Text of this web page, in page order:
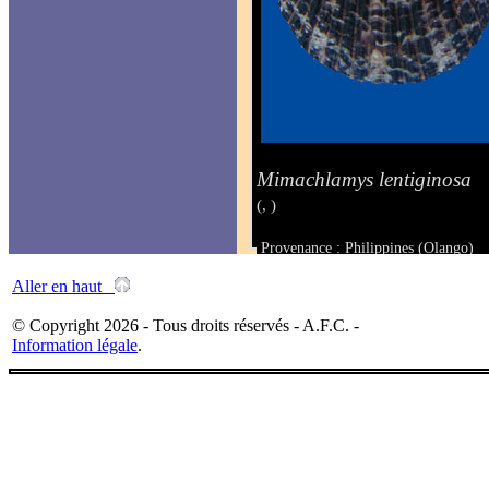
Mimachlamys lentiginosa
(, )
Provenance : Philippines (Olango)
Aller en haut
© Copyright 2026 - Tous droits réservés - A.F.C. -
Information légale.